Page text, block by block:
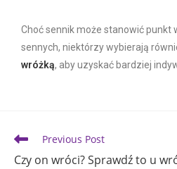
Choć sennik może stanowić punkt
sennych, niektórzy wybierają
wróżką, aby uzyskać bardziej
Previous Post
Czy on wróci? Sprawdź to u